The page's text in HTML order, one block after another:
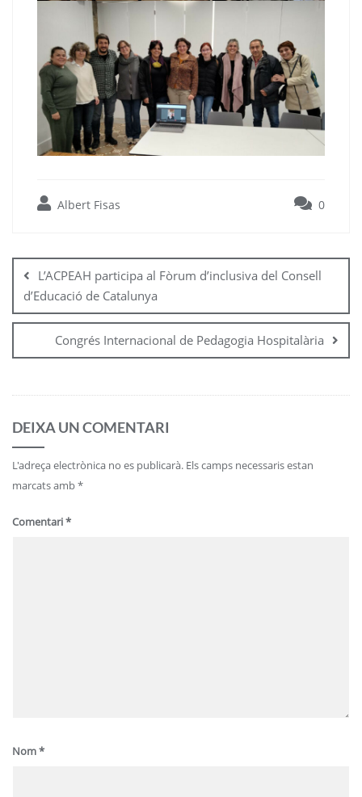
Albert Fisas 0
d'entrades
L’ACPEAH participa al Fòrum d’inclusiva del Consell
d’Educació de Catalunya
Congrés Internacional de Pedagogia Hospitalària
DEIXA UN COMENTARI
L'adreça electrònica no es publicarà. Els camps necessaris estan
marcats amb*
Comentari*
Nom*